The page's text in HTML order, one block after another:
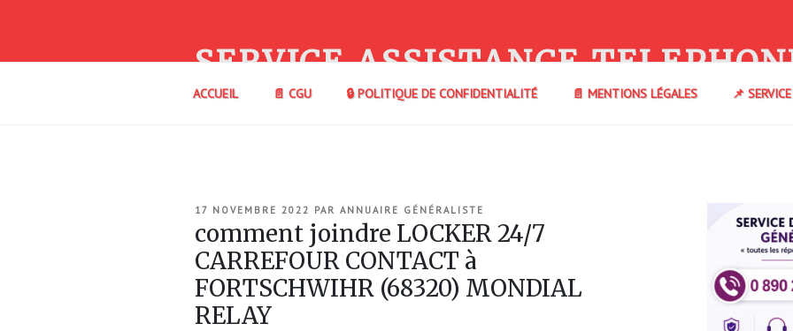
SERVICE ASSISTANCE
ACCUEIL 📄 CGU 🔒 POLITIQUE DE CONFIDENTIALITÉ 📄 MENTIONS LÉGALES 📌
PUBLIÉ
17 NOVEMBRE 2022 PAR ANNUAIRE GÉNÉRALISTE
comment joindre LOCKER 24/7
CARREFOUR CONTACT à
FORTSCHWIHR (68320) MONDIAL
RELAY